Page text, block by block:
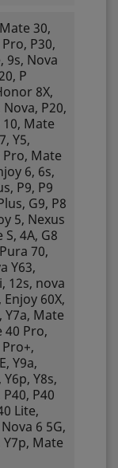
30,
P30,
9s, Nova
P
8X,
P20,
10, Mate
Y5,
Mate
6, 6s,
P9, P9
G9, P8
5, Nexus
S, 4A, G8
70,
Y63,
12s, nova
60X,
Y7a, Mate
40 Pro,
Y9a,
Y8s,
P40
Lite,
6 5G,
Y7p, Mate